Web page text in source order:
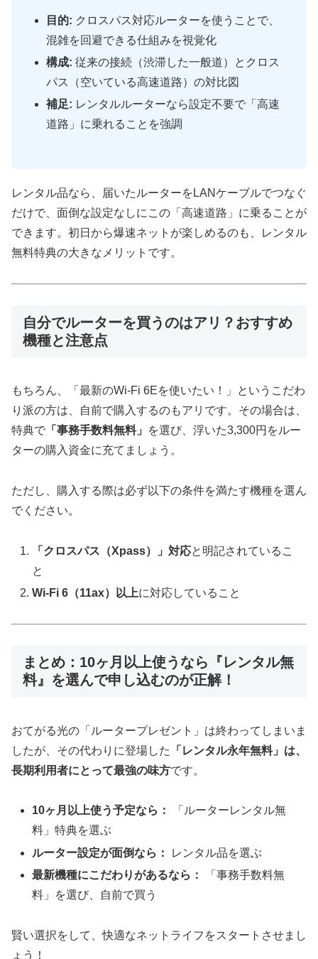
目的: クロスパス対応ルーターを使うことで、
混雑を回避できる仕組みを視覚化
構成: 従来の接続（渋滞した一般道）とクロス
パス（空いている高速道路）の対比図
補足: レンタルルーターなら設定不要で「高速
道路」に乗れることを強調
レンタル品なら、届いたルーターをLANケーブルでつなぐ
だけで、面倒な設定なしにこの「高速道路」に乗ることが
できます。初日から爆速ネットが楽しめるのも、レンタル
無料特典の大きなメリットです。
自分でルーターを買うのはアリ？おすすめ
機種と注意点
もちろん、「最新のWi-Fi 6Eを使いたい！」というこだわ
り派の方は、自前で購入するのもアリです。その場合は、
特典で 「事務手数料無料」
を選び、浮いた3,300円をルー
ターの購入資金に充てましょう。
ただし、購入する際は必ず以下の条件を満たす機種を選ん
でください。
「クロスパス（Xpass）」対応と明記されているこ
と
Wi-Fi 6（11ax）以上に対応していること
まとめ：10ヶ月以上使うなら『レンタル無
料』を選んで申し込むのが正解！
おてがる光の「ルータープレゼント」は終わってしまいま
したが、その代わりに登場した
「レンタル永年無料」は、
長期利用者にとって最強の味方です。
10ヶ月以上使う予定なら：
「ルーターレンタル無
料」特典を選ぶ
ルーター設定が面倒なら：
レンタル品を選ぶ
最新機種にこだわりがあるなら：
「事務手数料無
料」を選び、自前で買う
賢い選択をして、快適なネットライフをスタートさせまし
ょう！